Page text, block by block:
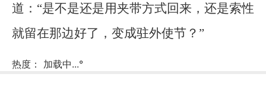
道：“是不是还是用夹带方式回来，还是索性
就留在那边好了，变成驻外使节？”
热度： 加载中...°